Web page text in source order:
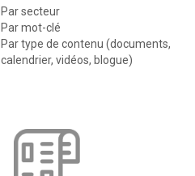
Par secteur
Par mot-clé
Par type de contenu (documents,
calendrier, vidéos, blogue)